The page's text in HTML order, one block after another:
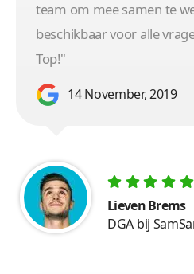
team om mee samen te
beschikbaar voor alle
Top!"
14 November, 2019
Lieven Brems
DGA bij